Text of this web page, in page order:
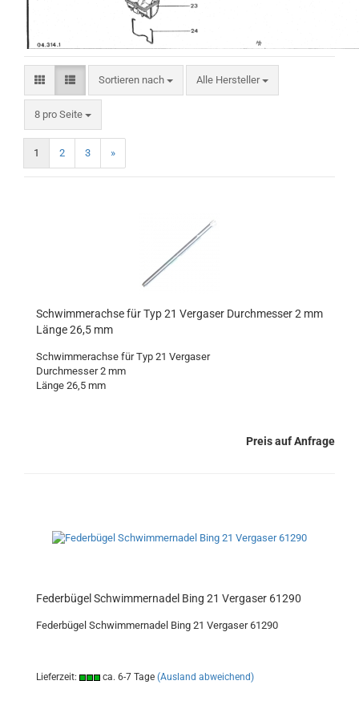
Sortieren nach
Sortieren nach Alle Hersteller
8 pro Seite
pro Seite
1 2 3 »
Schwimmerachse für Typ 21 Vergaser Durchmesser 2 mm
Länge 26,5 mm
Schwimmerachse für Typ 21 Vergaser
Durchmesser 2 mm
Länge 26,5 mm
Preis auf Anfrage
Federbügel Schwimmernadel Bing 21 Vergaser 61290
Federbügel Schwimmernadel Bing 21 Vergaser 61290
Lieferzeit: ca. 6-7 Tage (Ausland abweichend)